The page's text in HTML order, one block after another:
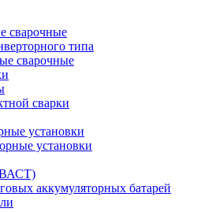
сварочные
типа
сварочные
сварки
установки
установки
аккумуляторных батарей